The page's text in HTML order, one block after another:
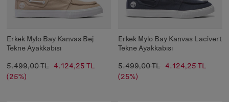
Erkek Mylo Bay Kanvas Bej
Tekne Ayakkabısı
5.499,00 TL 4.124,25 TL
(25%)
Erkek Mylo Bay Kanvas Lacivert
Tekne Ayakkabısı
5.499,00 TL 4.124,25 TL
(25%)